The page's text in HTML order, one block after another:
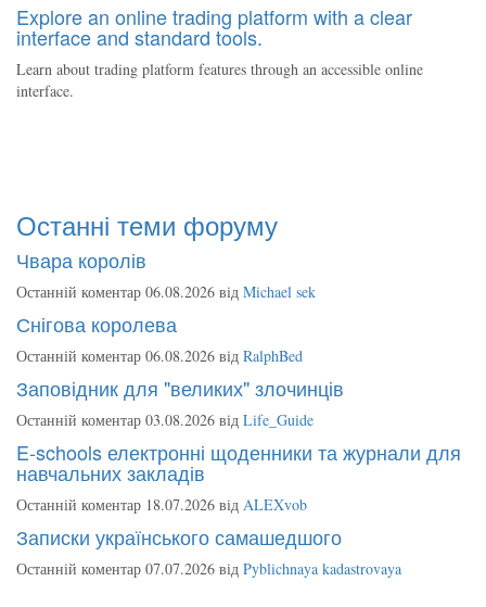
Explore an online trading platform with a clear
interface and standard tools.
Learn about trading platform features through an accessible online
interface.
Останні теми форуму
Чвара королів
Останній коментар 06.08.2026 від Michael sek
Снігова королева
Останній коментар 06.08.2026 від RalphBed
Заповідник для "великих" злочинців
Останній коментар 03.08.2026 від Life_Guide
E-schools електронні щоденники та журнали для
навчальних закладів
Останній коментар 18.07.2026 від ALEXvob
Записки українського самашедшого
Останній коментар 07.07.2026 від Pyblichnaya kadastrovaya